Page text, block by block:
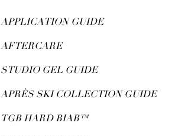
APPLICATION GUIDE
AFTERCARE
STUDIO GEL GUIDE
APRÈS SKI COLLECTION GUIDE
TGB HARD BIAB™